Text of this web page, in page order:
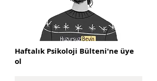
Haftalık Psikoloji Bülteni'ne üye
ol